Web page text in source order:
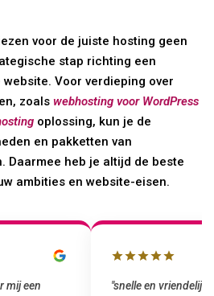
voor de juiste hosting geen
stap richting een
Voor verdieping over
zoalswebhosting voor WordPress
oplossing, kun je de
en pakketten van
Daarmee heb je altijd de beste
ambities en website-eisen.
staat
"Top service. Ik had